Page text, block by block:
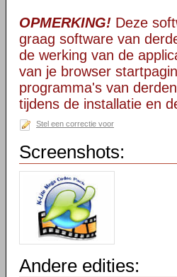
OPMERKING! Deze
graag software van
de werking van de
van je browser
programma's van
tijdens de installatie en
Stel een correctie voor
Screenshots:
Andere edities: